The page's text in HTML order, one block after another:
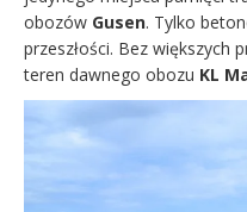
obozów Gusen. Tylko
przeszłości. Bez większych
teren dawnego obozu KL